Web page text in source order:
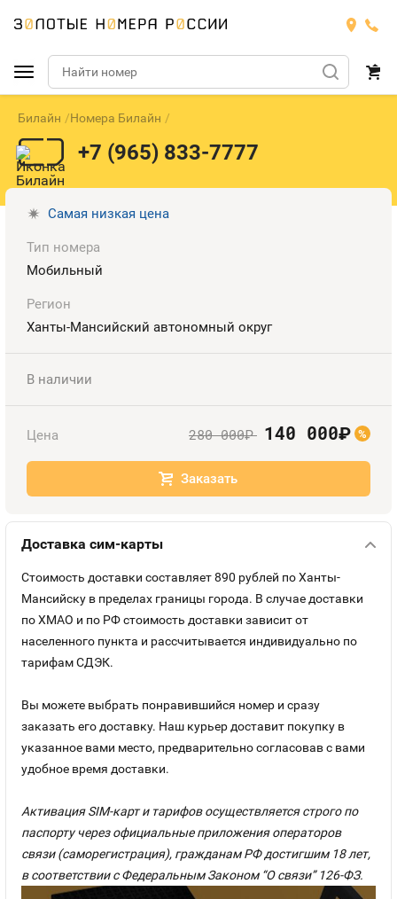
Подобрать номер
МТС
МТС
Номера
Билайн
БИЛАЙН
Номера
Мегафон
МЕГАФОН
Тарифы
Йота
ЙОТА
Продать номер
Контакты
Билайн Номера Билайн
+7 (965) 833-7777
Самая низкая цена
Тип номера
Мобильный
Регион
Ханты-Мансийский автономный округ
В наличии
Цена 280 000руб. 140 000руб. %
Заказать
Доставка сим-карты
Стоимость доставки составляет 890 рублей по Ханты-
Мансийску в пределах границы города. В случае доставки
по ХМАО и по РФ стоимость доставки зависит от
населенного пункта и рассчитывается индивидуально по
тарифам СДЭК.
Вы можете выбрать понравившийся номер и сразу
заказать его доставку. Наш курьер доставит покупку в
указанное вами место, предварительно согласовав с вами
удобное время доставки.
Активация SIM-карт и тарифов осуществляется строго по
паспорту через официальные приложения операторов
связи (саморегистрация), гражданам РФ достигшим 18 лет,
в соответствии с Федеральным Законом “О связи” 126-ФЗ.